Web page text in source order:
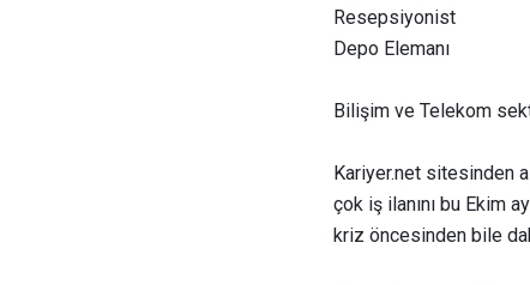
Resepsiyonist
Depo Elemanı
Bilişim ve Telekom
Kariyer.net sitesinden
çok iş ilanını bu Ekim
kriz öncesinden bile